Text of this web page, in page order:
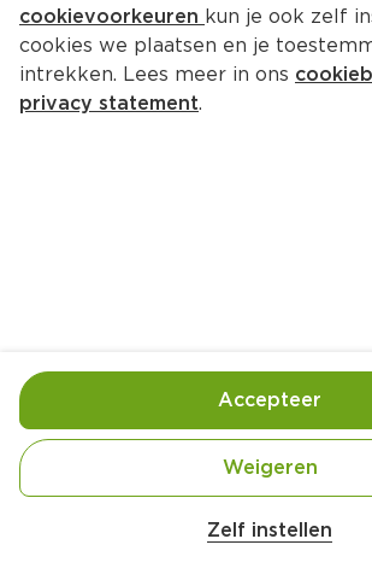
Ingrediënten
cookievoorkeuren kun je ook zelf
cookies we plaatsen en je
intrekken. Lees meer in ons
privacy statement.
Zelf instellen
Weigeren
Accepteer